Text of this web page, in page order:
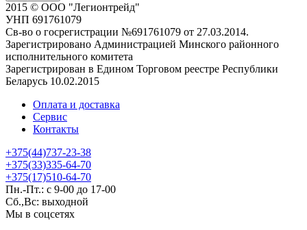
2015 © ООО "Легионтрейд"
УНП 691761079
Св-во о госрегистрации №691761079 от 27.03.2014.
Зарегистрировано Администрацией Минского районного
исполнительного комитета
Зарегистрирован в Едином Торговом реестре Республики
Беларусь 10.02.2015
Оплата и доставка
Сервис
Контакты
+375(44)737-23-38
+375(33)335-64-70
+375(17)510-64-70
Пн.-Пт.: с 9-00 до 17-00
Сб.,Вс: выходной
Мы в соцсетях